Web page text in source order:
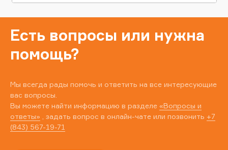
Есть вопросы или нужна
помощь?
Мы всегда рады помочь и ответить на все интересующие
вас вопросы.
Вы можете найти информацию в разделе «Вопросы и
ответы» , задать вопрос в онлайн-чате или позвонить +7
(843) 567-19-71